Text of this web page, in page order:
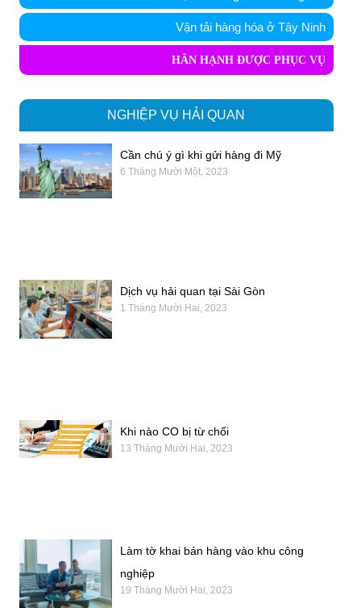
Vận tải hàng hóa ở Tây Ninh
HÂN HẠNH ĐƯỢC PHỤC VỤ
NGHIỆP VỤ HẢI QUAN
Cần chú ý gì khi gửi hàng đi Mỹ
6 Tháng Mười Một, 2023
Dịch vụ hải quan tại Sài Gòn
1 Tháng Mười Hai, 2023
Khi nào CO bị từ chối
13 Tháng Mười Hai, 2023
Làm tờ khai bán hàng vào khu công
nghiệp
19 Tháng Mười Hai, 2023